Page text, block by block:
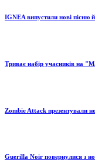
IGNEA випустили нові пісню й
Триває набір учасників на
Zombie Attack презентували
Guerilla Noir повернулися з